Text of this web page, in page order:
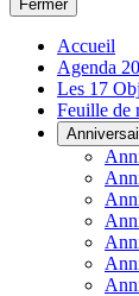
Fermer
Accueil
Agenda
Les 17
Feuille de